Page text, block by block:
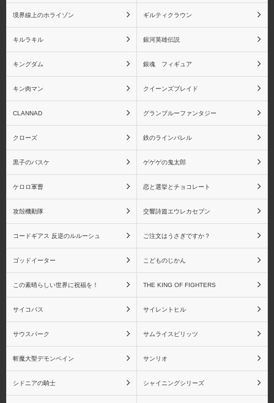
五条悟
魔法少女まどか☆マギカ
魔法少女まどか☆マギカ
(一番くじ)
魔法少女まどか☆マギ
魔法少女まどか☆マギカ
シャイニングシリーズ シャイニング・アーク
シャイニングウィンド
シャイニング・ティアー
ズ
境界線上のホライゾン ギルティクラウン
キルラキル 銀河英雄伝説
キングダム 銀魂 フィギュア
キン肉マン クイーンズブレイド
CLANNAD グランブルーファンタジー
クローズ 鉄のラインバレル
黒子のバスケ ゲゲゲの鬼太郎
ケロロ軍曹 恋と選挙とチョコレート
攻殻機動隊 交響詩篇エウレカセブン
コードギアス 反逆のルルーシュ ご注文はうさぎですか？
ゴッドイーター こどものじかん
この素晴らしい世界に祝福を！ THE KING OF FIGHTERS
サイコパス サイレントヒル
サウスパーク サムライスピリッツ
斬魔大聖デモンベイン サンリオ
シドニアの騎士 シャイニングシリーズ